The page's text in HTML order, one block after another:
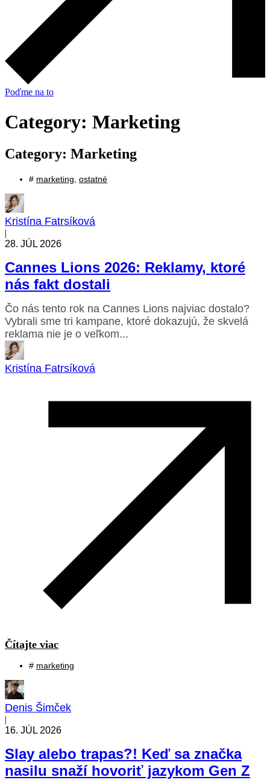
Poďme na to
Category: Marketing
Category: Marketing
# marketing ostatné
Kristína Fatrsíková
|
28. JÚL 2026
Cannes Lions 2026: Reklamy, ktoré
nás fakt dostali
Čo nás tento rok na Cannes Lions najviac dostalo?
Vybrali sme tri kampane, ktoré dokazujú, že skvelá
reklama nie je o veľkom...
Kristína Fatrsíková
Čítajte viac
# marketing
Denis Šimček
|
16. JÚL 2026
Slay alebo trapas?! Keď sa značka
nasilu snaží hovoriť jazykom Gen Z